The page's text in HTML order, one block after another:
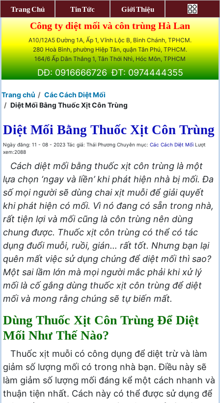
Công ty diệt mối và côn trùng Hà Lan
A10/12A5 Đường 1A, Ấp 1, Vĩnh Lộc B, Bình Chánh, TPHCM.
280 Hoà Bình, phường Hiệp Tân, quận Tân Phú, TPHCM.
164/6 Ấp Dân Thắng 1, Tân Thới Nhì, Hóc Môn, TPHCM
DĐ: 0916666726 ĐT: 0974444355
Trang chủ
Các Cách Diệt Mối
Diệt Mối Bằng Thuốc Xịt Côn Trùng
Diệt Mối Bằng Thuốc Xịt Côn Trùng
Ngày đăng: 11 - 08 - 2023 Tác giả: Thái Phương Chuyên mục: Các Cách Diệt Mối Lượt
xem:2088
Cách diệt mối bằng thuốc xịt côn trùng là một
lựa chọn ‘ngay và liền’ khi phát hiện nhà bị mối. Đa
số mọi người sẽ dùng chai xịt muỗi để giải quyết
khi phát hiện có mối. Vì nó đang có sẵn trong nhà,
rất tiện lợi và mối cũng là côn trùng nên dùng
chung được. Thuốc xịt côn trùng có thể có tác
dụng đuổi muỗi, ruồi, gián… rất tốt. Nhưng bạn lại
quên mất việc sử dụng chúng để diệt mối thì sao?
Một sai lầm lớn mà mọi người mắc phải khi xử lý
mối là cố gắng dùng thuốc xịt côn trùng để diệt
mối và mong rằng chúng sẽ tự biến mất.
Dùng Thuốc Xịt Côn Trùng Để Diệt
Mối Như Thế Nào?
Thuốc xịt muỗi có công dụng để diệt trừ và làm
giảm số lượng mối có trong nhà bạn. Điều này sẽ
làm giảm số lượng mối đáng kể một cách nhanh và
thuận tiện nhất. Cách này có thể được sử dụng để
Trang Chủ Tin Tức Giới Thiệu